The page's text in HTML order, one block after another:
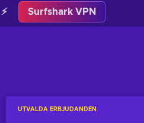
Surfshark VPN
UTVALDA ERBJUDANDEN